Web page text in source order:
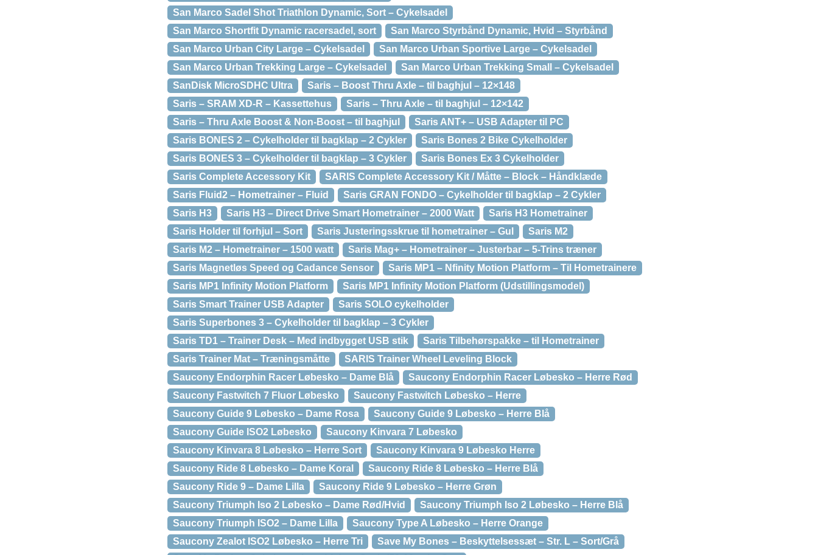
San Marco Sadel Shot Triathlon Dynamic, Sort – Cykelsadel
San Marco Shortfit Dynamic racersadel, sort
San Marco Styrbånd Dynamic, Hvid – Styrbånd
San Marco Urban City Large – Cykelsadel
San Marco Urban Sportive Large – Cykelsadel
San Marco Urban Trekking Large – Cykelsadel
San Marco Urban Trekking Small – Cykelsadel
SanDisk MicroSDHC Ultra
Saris – Boost Thru Axle – til baghjul – 12×148
Saris – SRAM XD-R – Kassettehus
Saris – Thru Axle – til baghjul – 12×142
Saris – Thru Axle Boost & Non-Boost – til baghjul
Saris ANT+ – USB Adapter til PC
Saris BONES 2 – Cykelholder til bagklap – 2 Cykler
Saris Bones 2 Bike Cykelholder
Saris BONES 3 – Cykelholder til bagklap – 3 Cykler
Saris Bones Ex 3 Cykelholder
Saris Complete Accessory Kit
SARIS Complete Accessory Kit / Måtte – Block – Håndklæde
Saris Fluid2 – Hometrainer – Fluid
Saris GRAN FONDO – Cykelholder til bagklap – 2 Cykler
Saris H3
Saris H3 – Direct Drive Smart Hometrainer – 2000 Watt
Saris H3 Hometrainer
Saris Holder til forhjul – Sort
Saris Justeringsskrue til hometrainer – Gul
Saris M2
Saris M2 – Hometrainer – 1500 watt
Saris Mag+ – Hometrainer – Justerbar – 5-Trins træner
Saris Magnetløs Speed og Cadance Sensor
Saris MP1 – Nfinity Motion Platform – Til Hometrainere
Saris MP1 Infinity Motion Platform
Saris MP1 Infinity Motion Platform (Udstillingsmodel)
Saris Smart Trainer USB Adapter
Saris SOLO cykelholder
Saris Superbones 3 – Cykelholder til bagklap – 3 Cykler
Saris TD1 – Trainer Desk – Med indbygget USB stik
Saris Tilbehørspakke – til Hometrainer
Saris Trainer Mat – Træningsmåtte
SARIS Trainer Wheel Leveling Block
Saucony Endorphin Racer Løbesko – Dame Blå
Saucony Endorphin Racer Løbesko – Herre Rød
Saucony Fastwitch 7 Fluor Løbesko
Saucony Fastwitch Løbesko – Herre
Saucony Guide 9 Løbesko – Dame Rosa
Saucony Guide 9 Løbesko – Herre Blå
Saucony Guide ISO2 Løbesko
Saucony Kinvara 7 Løbesko
Saucony Kinvara 8 Løbesko – Herre Sort
Saucony Kinvara 9 Løbesko Herre
Saucony Ride 8 Løbesko – Dame Koral
Saucony Ride 8 Løbesko – Herre Blå
Saucony Ride 9 – Dame Lilla
Saucony Ride 9 Løbesko – Herre Grøn
Saucony Triumph Iso 2 Løbesko – Dame Rød/Hvid
Saucony Triumph Iso 2 Løbesko – Herre Blå
Saucony Triumph ISO2 – Dame Lilla
Saucony Type A Løbesko – Herre Orange
Saucony Zealot ISO2 Løbesko – Herre Tri
Save My Bones – Beskyttelsessæt – Str. L – Sort/Grå